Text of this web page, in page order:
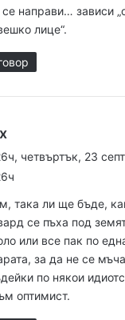
направи… зависи
лице“.
:
четвъртък, 23
така ли ще бъде,
се пъха под
или все пак по
за да не се
по някои
оптимист.